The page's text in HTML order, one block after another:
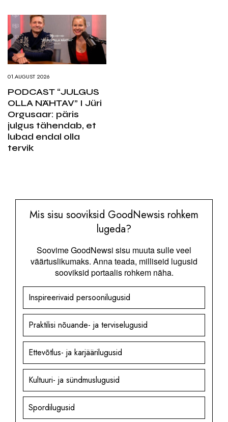
01.AUGUST 2026
PODCAST “JULGUS
OLLA NÄHTAV” I Jüri
Orgusaar: päris
julgus tähendab, et
lubad endal olla
tervik
Mis sisu sooviksid GoodNewsis rohkem
lugeda?
Soovime GoodNewsi sisu muuta sulle veel
väärtuslikumaks. Anna teada, milliseid lugusid
sooviksid portaalis rohkem näha.
Inspireerivaid persoonilugusid
Praktilisi nõuande- ja terviselugusid
Ettevõtlus- ja karjäärilugusid
Kultuuri- ja sündmuslugusid
Spordilugusid